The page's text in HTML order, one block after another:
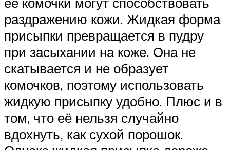
раздражению кожи. Жидкая форма
присыпки превращается в пудру
при засыхании на коже. Она не
скатывается и не образует
комочков, поэтому использовать
жидкую присыпку удобно. Плюс и в
том, что её нельзя случайно
вдохнуть, как сухой порошок.